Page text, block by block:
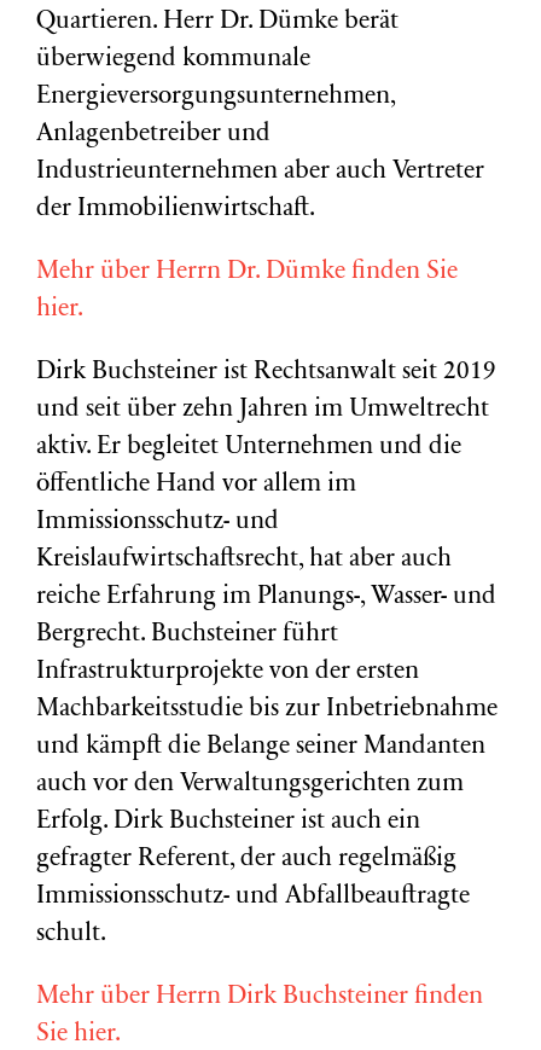
Quartieren. Herr Dr. Dümke berät
überwiegend kommunale
Energieversorgungsunternehmen,
Anlagenbetreiber und
Industrieunternehmen aber auch Vertreter
der Immobilienwirtschaft.
Mehr über Herrn Dr. Dümke finden Sie
hier.
Dirk Buchsteiner ist Rechtsanwalt seit 2019
und seit über zehn Jahren im Umweltrecht
aktiv. Er begleitet Unternehmen und die
öffentliche Hand vor allem im
Immissionsschutz- und
Kreislaufwirtschaftsrecht, hat aber auch
reiche Erfahrung im Planungs-, Wasser- und
Bergrecht. Buchsteiner führt
Infrastrukturprojekte von der ersten
Machbarkeitsstudie bis zur Inbetriebnahme
und kämpft die Belange seiner Mandanten
auch vor den Verwaltungsgerichten zum
Erfolg. Dirk Buchsteiner ist auch ein
gefragter Referent, der auch regelmäßig
Immissionsschutz- und Abfallbeauftragte
schult.
Mehr über Herrn Dirk Buchsteiner finden
Sie hier.